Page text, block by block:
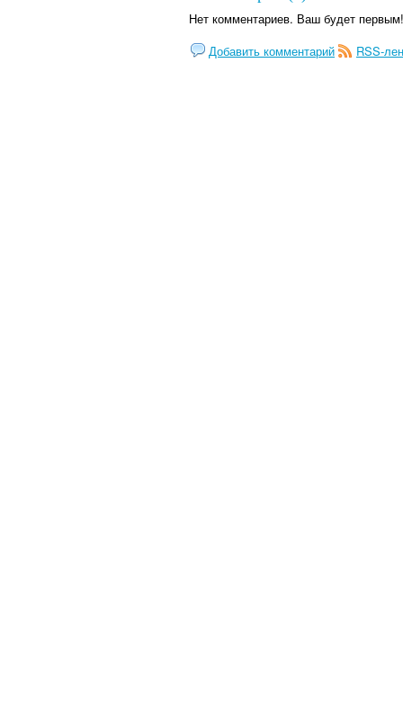
Нет комментариев. Ваш будет первым!
Добавить комментарий
RSS-